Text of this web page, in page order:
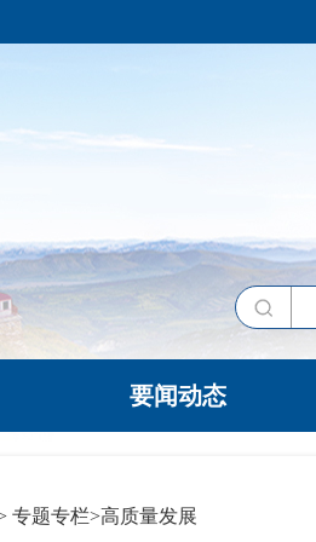
要闻动态
专题专栏>高质量发展